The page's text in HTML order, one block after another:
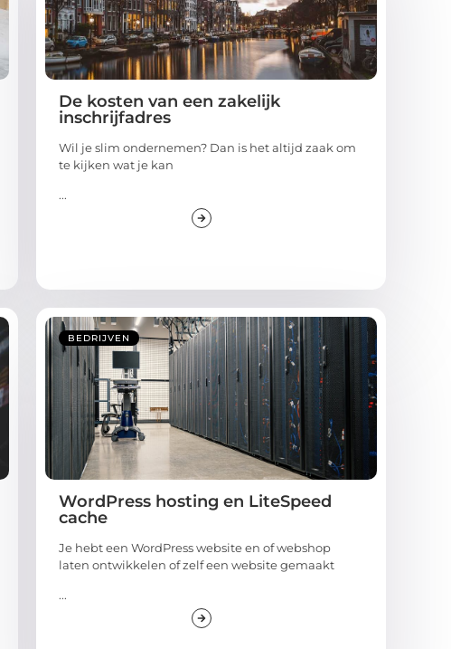
De kosten van een zakelijk
inschrijfadres
Wil je slim ondernemen? Dan is het altijd zaak om
te kijken wat je kan
...
BEDRIJVEN
WordPress hosting en LiteSpeed
cache
Je hebt een WordPress website en of webshop
laten ontwikkelen of zelf een website gemaakt
...